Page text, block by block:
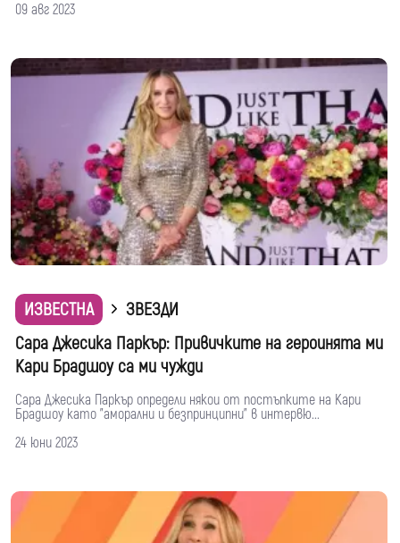
09 авг 2023
ИЗВЕСТНА
ЗВЕЗДИ
Сара Джесика Паркър: Привичките на героинята ми
Кари Брадшоу са ми чужди
Сара Джесика Паркър определи някои от постъпките на Кaри
Брадшоу като "аморални и безпринципни" в интервю...
24 юни 2023